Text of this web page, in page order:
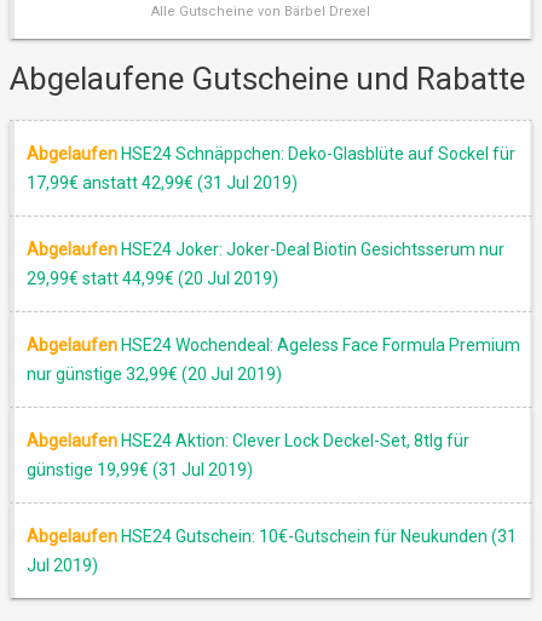
Alle Gutscheine von Bärbel Drexel
Abgelaufene Gutscheine und Rabatte
Abgelaufen HSE24 Schnäppchen: Deko-Glasblüte auf Sockel für
17,99€ anstatt 42,99€ (31 Jul 2019)
Abgelaufen HSE24 Joker: Joker-Deal Biotin Gesichtsserum nur
29,99€ statt 44,99€ (20 Jul 2019)
Abgelaufen HSE24 Wochendeal: Ageless Face Formula Premium
nur günstige 32,99€ (20 Jul 2019)
Abgelaufen HSE24 Aktion: Clever Lock Deckel-Set, 8tlg für
günstige 19,99€ (31 Jul 2019)
Abgelaufen HSE24 Gutschein: 10€-Gutschein für Neukunden (31
Jul 2019)